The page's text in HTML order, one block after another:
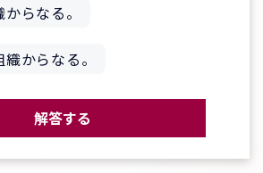
らなる。
からなる。
解答する